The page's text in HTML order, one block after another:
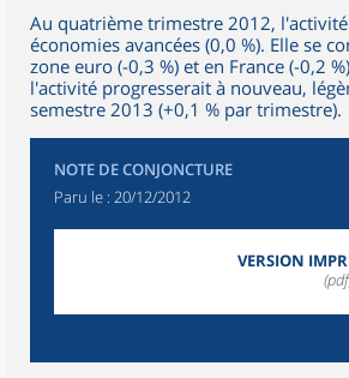
Au quatrième trimestre 2012,
économies avancées (0,0 %). Elle se
zone euro (-0,3 %) et en France (-0,2
l'activité progresserait à nouveau,
semestre 2013 (+0,1 % par trimestre).
NOTE DE CONJONCTURE
Paru le : 20/12/2012
VERSION